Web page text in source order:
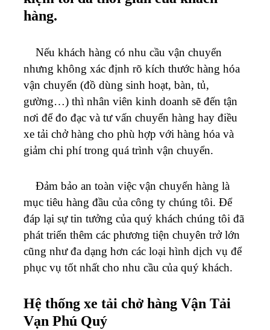
hàng.
Nếu khách hàng có nhu cầu vận chuyển
nhưng không xác định rõ kích thước hàng hóa
vận chuyển (đồ dùng sinh hoạt, bàn, tủ,
gường…) thì nhân viên kinh doanh sẽ đến tận
nơi để đo đạc và tư vấn chuyển hàng hay điều
xe tải chở hàng cho phù hợp với hàng hóa và
giảm chi phí trong quá trình vận chuyển.
Đảm bảo an toàn việc vận chuyển hàng là
mục tiêu hàng đầu của công ty chúng tôi. Để
đáp lại sự tin tưởng của quý khách chúng tôi đã
phát triển thêm các phương tiện chuyên trở lớn
cũng như đa dạng hơn các loại hình dịch vụ để
phục vụ tốt nhất cho nhu cầu của quý khách.
Hệ thống xe tải chở hàng Vận Tải
Vạn Phú Quý